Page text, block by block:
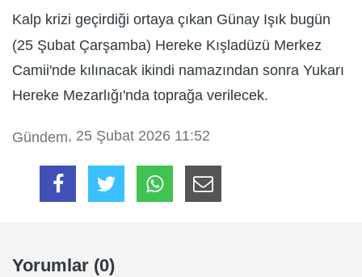
Kalp krizi geçirdiği ortaya çıkan Günay Işık bugün
(25 Şubat Çarşamba) Hereke Kışladüzü Merkez
Camii'nde kılınacak ikindi namazından sonra Yukarı
Hereke Mezarlığı'nda toprağa verilecek.
Gündem, 25 Şubat 2026 11:52
Yorumlar (0)